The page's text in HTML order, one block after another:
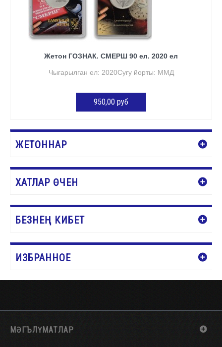
Жетон ГОЗНАК. СМЕРШ 90 ел. 2020 ел
Чыгарылган ел: 2020Сугу йорты: ММД
950,00 руб
ЖЕТОННАР
ХАТЛАР ӨЧЕН
БЕЗНЕҢ КИБЕТ
ИЗБРАННОЕ
МӘГЪЛҮМАТЛАР